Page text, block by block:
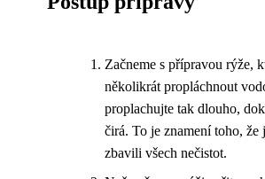
Začneme s přípravou rýže,
několikrát propláchnout
proplachujte tak dlouho,
čirá. To je znamení toho, že
zbavili všech nečistot.